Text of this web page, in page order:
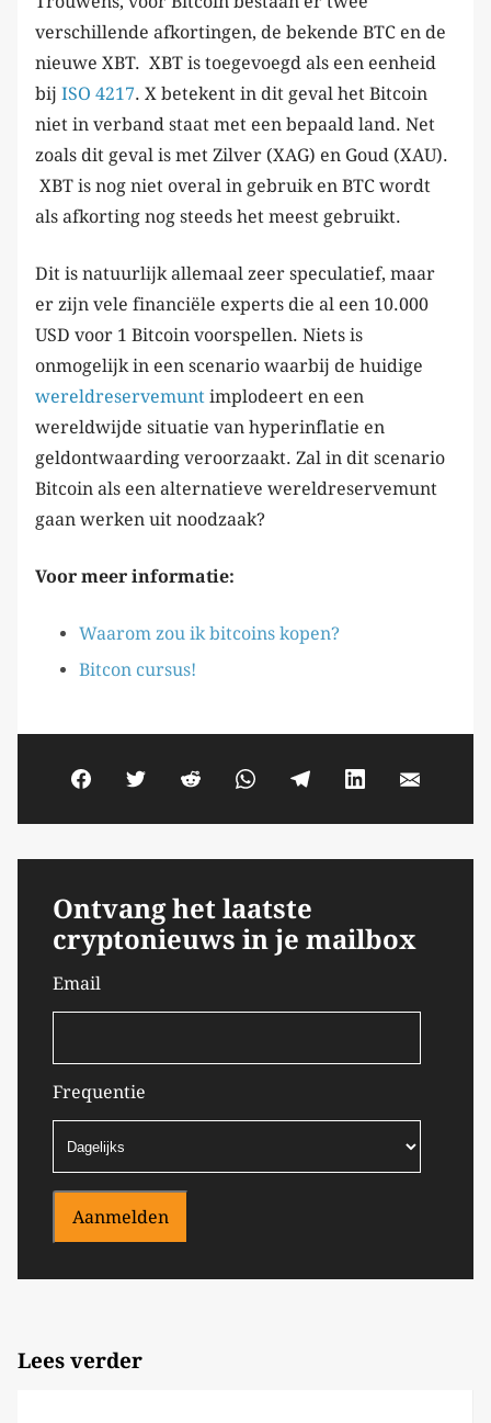
verschillende afkortingen, de bekende BTC en de
nieuwe XBT. XBT is toegevoegd als een eenheid
bij ISO 4217. X betekent in dit geval het Bitcoin
niet in verband staat met een bepaald land. Net
zoals dit geval is met Zilver (XAG) en Goud (XAU).
XBT is nog niet overal in gebruik en BTC wordt
als afkorting nog steeds het meest gebruikt.
Dit is natuurlijk allemaal zeer speculatief, maar
er zijn vele financiële experts die al een 10.000
USD voor 1 Bitcoin voorspellen. Niets is
onmogelijk in een scenario waarbij de huidige
wereldreservemunt implodeert en een
wereldwijde situatie van hyperinflatie en
geldontwaarding veroorzaakt. Zal in dit scenario
Bitcoin als een alternatieve wereldreservemunt
gaan werken uit noodzaak?
Voor meer informatie:
Waarom zou ik bitcoins kopen?
Bitcon cursus!
Ontvang het laatste
cryptonieuws in je mailbox
Email
Frequentie
Aanmelden
Lees verder